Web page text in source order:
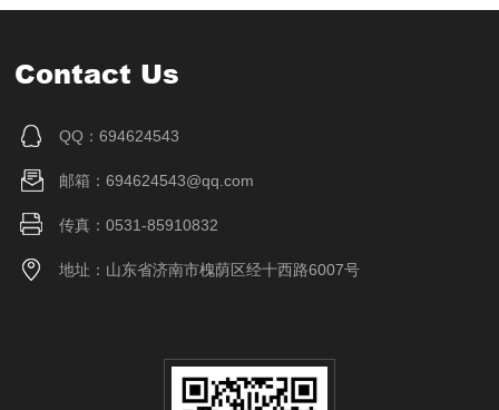
Contact Us
QQ：694624543
邮箱：694624543@qq.com
传真：0531-85910832
地址：山东省济南市槐荫区经十西路6007号